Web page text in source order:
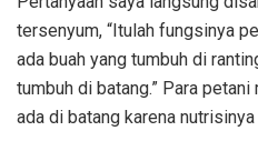
tersenyum, “Itulah fungsinya
ada buah yang tumbuh di
tumbuh di batang.” Para
ada di batang karena